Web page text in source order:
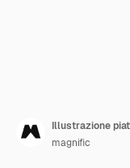
Illustrazione
magnific